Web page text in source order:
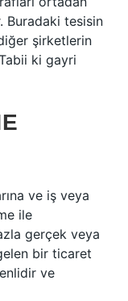
Buradaki tesisin
şirketlerin
ki gayri
ve iş veya
ile
gerçek veya
bir ticaret
ve